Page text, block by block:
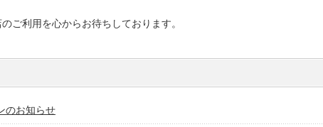
ご利用を心からお待ちしております。
のお知らせ